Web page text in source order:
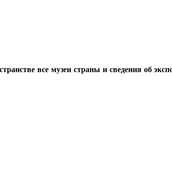
все музеи страны и сведения об